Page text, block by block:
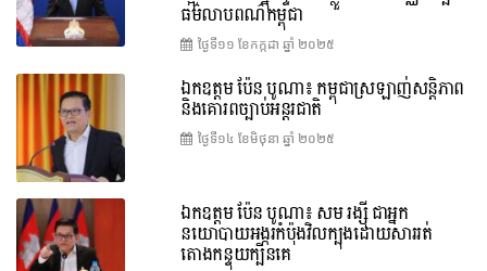
ធម៌លាបពណ៌កម្ពុជា
ថ្ងៃទី១១ ខែ​កក្កដា ឆ្នាំ ២០២៥
ឯកឧត្តម ប៉ែន បូណា៖ កម្ពុជាស្រឡាញ់សន្តិភាព
និងគោរពច្បាប់អន្តរជាតិ
ថ្ងៃទី១៤ ខែ​មិថុនា ឆ្នាំ ២០២៥
ឯកឧត្តម ប៉ែន បូណា៖ សម រង្ស៊ី ជាអ្នក
នយោបាយអង្ករកំប៉ុងវិលក្បុងដោយសាររត់
តោងកន្ទុយក្បិនគេ